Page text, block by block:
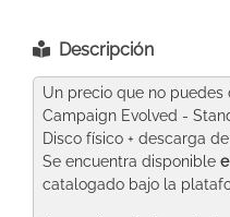
Descripción
Un precio que no puedes
Campaign Evolved -
Disco físico + descarga
Se encuentra disponible
catalogado bajo la